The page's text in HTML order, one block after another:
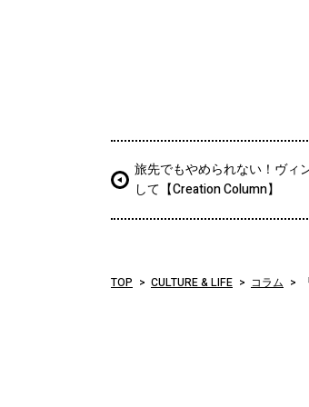
旅先でもやめられない！ヴィ
して【Creation Column】
TOP CULTURE & LIFE コラム